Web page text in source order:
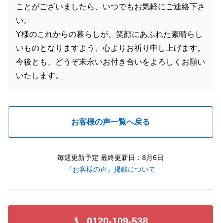
ことがございましたら、いつでもお気軽にご連絡下さ
い。
Y様のこれからの暮らしが、笑顔にあふれた素晴らし
いものとなりますよう、心よりお祈り申し上げます。
今後とも、どうぞ末永いお付き合いをよろしくお願い
いたします。
お客様の声一覧へ戻る
毎週更新予定 最終更新日：8月6日
『お客様の声』掲載について
0120-109-538